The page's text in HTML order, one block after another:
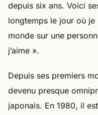
depuis six ans. Voici
longtemps le jour où
monde sur une
j’aime ».
Depuis ses premiers
devenu presque
japonais. En 1980, il